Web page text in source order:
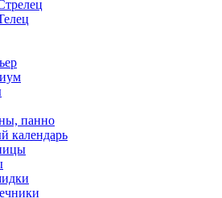
панно
календарь